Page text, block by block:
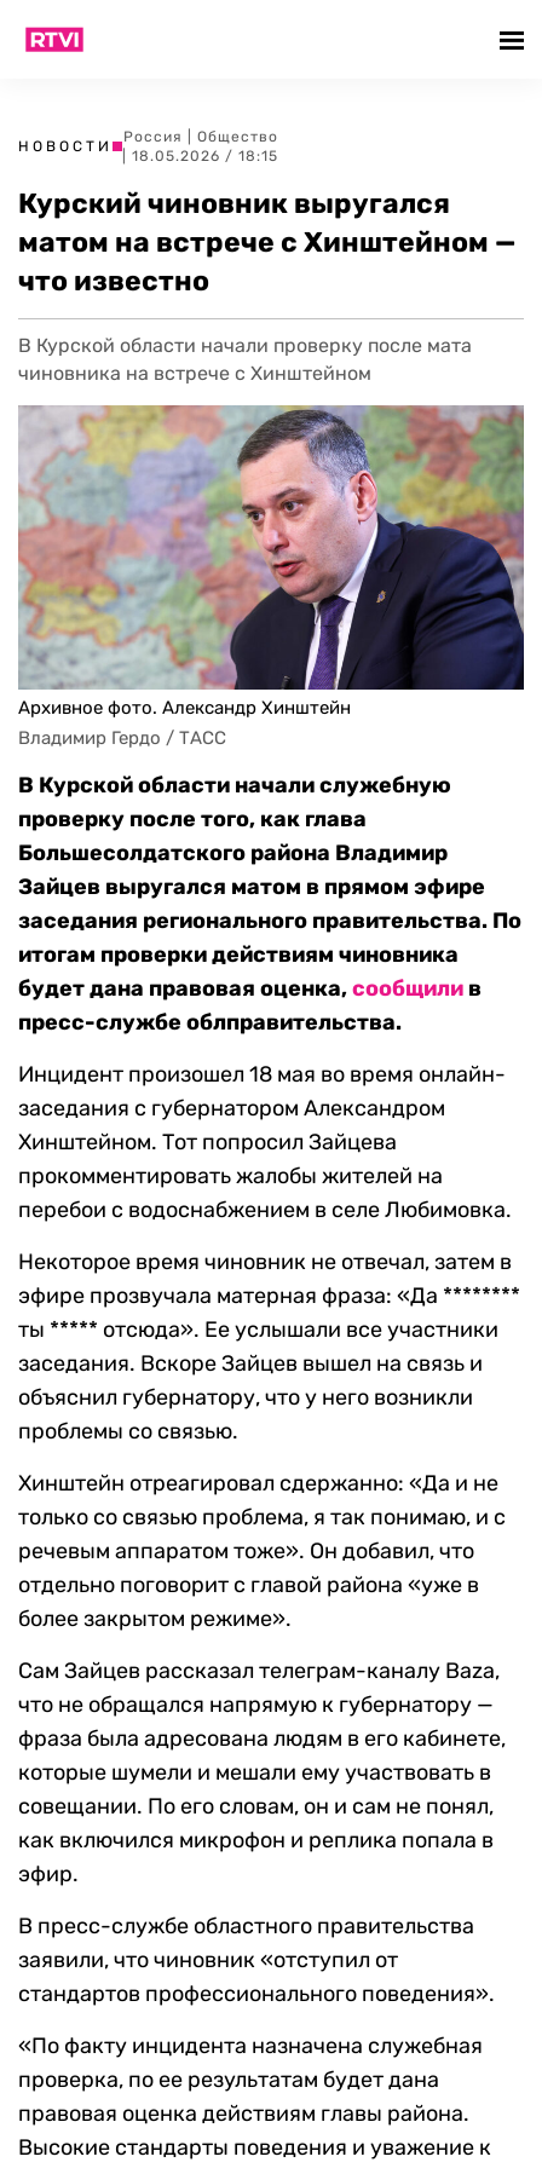
НОВОСТИ
Россия
Общество
| 18.05.2026 / 18:15
Курский чиновник выругался
матом на встрече с Хинштейном —
что известно
В Курской области начали проверку после мата
чиновника на встрече с Хинштейном
Архивное фото. Александр Хинштейн
Владимир Гердо / ТАСС
В Курской области начали служебную
проверку после того, как глава
Большесолдатского района Владимир
Зайцев выругался матом в прямом эфире
заседания регионального правительства. По
итогам проверки действиям чиновника
будет дана правовая оценка,сообщили в
пресс-службе облправительства.
Инцидент произошел 18 мая во время онлайн-
заседания с губернатором Александром
Хинштейном. Тот попросил Зайцева
прокомментировать жалобы жителей на
перебои с водоснабжением в селе Любимовка.
Некоторое время чиновник не отвечал, затем в
эфире прозвучала матерная фраза: «Да ********
ты ***** отсюда». Ее услышали все участники
заседания. Вскоре Зайцев вышел на связь и
объяснил губернатору, что у него возникли
проблемы со связью.
Хинштейн отреагировал сдержанно: «Да и не
только со связью проблема, я так понимаю, и с
речевым аппаратом тоже». Он добавил, что
отдельно поговорит с главой района «уже в
более закрытом режиме».
Сам Зайцев рассказал телеграм-каналу Baza,
что не обращался напрямую к губернатору —
фраза была адресована людям в его кабинете,
которые шумели и мешали ему участвовать в
совещании. По его словам, он и сам не понял,
как включился микрофон и реплика попала в
эфир.
В пресс-службе областного правительства
заявили, что чиновник «отступил от
стандартов профессионального поведения».
«По факту инцидента назначена служебная
проверка, по ее результатам будет дана
правовая оценка действиям главы района.
Высокие стандарты поведения и уважение к